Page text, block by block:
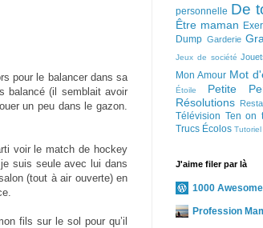
pour le balancer dans sa
balancé (il semblait avoir
un peu dans le gazon.
voir le match de hockey
suis seule avec lui dans
(tout à air ouverte) en
fils sur le sol pour qu’il
personnelle De
Être maman
Dump Garderie
Jeux de société
Mon Amour Mot
Étoile
Petite
Résolutions
Télévision Ten on
Trucs Écolos Tutoriel
J'aime filer par là
1000
Profession